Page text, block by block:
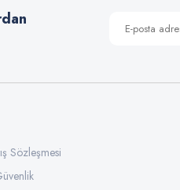
Sözleşmesi